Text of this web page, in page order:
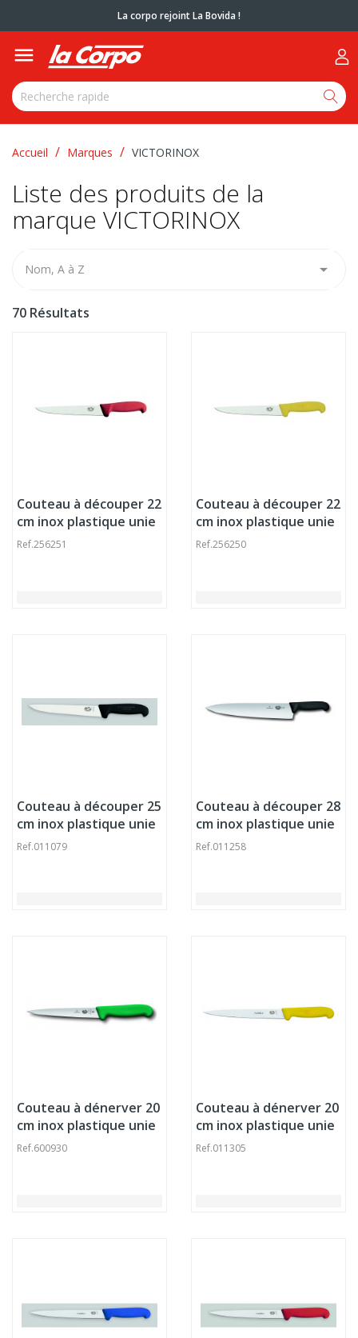
La corpo rejoint La Bovida !

Accueil Marques VICTORINOX
Liste des produits de la
marque VICTORINOX
Nom, A à Z 
70 Résultats
Couteau à découper 22
cm inox plastique unie
Fibrox Victorinox
Ref.256251
Couteau à découper 22
cm inox plastique unie
Fibrox Victorinox
Ref.256250
Couteau à découper 25
cm inox plastique unie
Fibrox Victorinox
Ref.011079
Couteau à découper 28
cm inox plastique unie
Fibrox Victorinox
Ref.011258
Couteau à dénerver 20
cm inox plastique unie
Fibrox Victorinox
Ref.600930
Couteau à dénerver 20
cm inox plastique unie
Fibrox Victorinox
Ref.011305